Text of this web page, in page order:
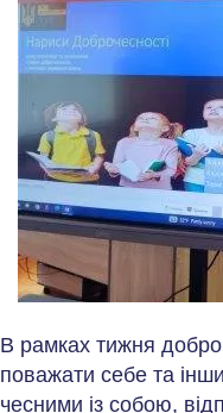
В рамках тижня
поважати себе та
чесними із собою,